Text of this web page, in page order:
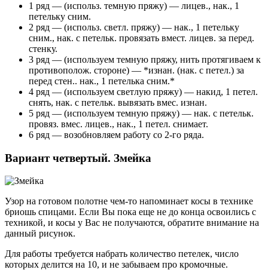
1 ряд — (использ. темную пряжу) — лицев., нак., 1
петельку сним.
2 ряд — (использ. светл. пряжу) — нак., 1 петельку
сним., нак. с петельк. провязать вмест. лицев. за перед.
стенку.
3 ряд — (используем темную пряжу, нить протягиваем к
противополож. стороне) — *изнан. (нак. с петел.) за
перед стен.. нак., 1 петелька сним.*
4 ряд — (используем светлую пряжу) — накид, 1 петел.
снять, нак. с петельк. вывязать вмес. изнан.
5 ряд — (используем темную пряжу) — нак. с петельк.
провяз. вмес. лицев., нак., 1 петел. снимает.
6 ряд — возобновляем работу со 2-го ряда.
Вариант четвертый. Змейка
Узор на готовом полотне чем-то напоминает косы в технике
бриошь спицами. Если Вы пока еще не до конца освоились с
техникой, и косы у Вас не получаются, обратите внимание на
данный рисунок.
Для работы требуется набрать количество петелек, число
которых делится на 10, и не забываем про кромочные.